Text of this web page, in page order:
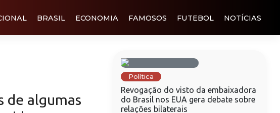
BRASIL ECONOMIA FAMOSOS FUTEBOL NOTÍCIAS
de algumas
Política
Revogação do visto da embaixadora
do Brasil nos EUA gera debate sobre
relações bilaterais